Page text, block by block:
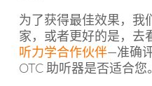
为了获得最佳效果，我
家，或者更好的是，去
听力学合作伙伴—准确
OTC 助听器是否适合您。